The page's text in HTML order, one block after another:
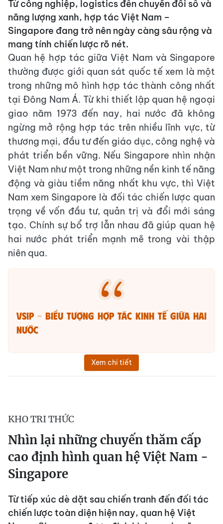
Từ công nghiệp, logistics đến chuyển đổi số và
năng lượng xanh, hợp tác Việt Nam –
Singapore đang trở nên ngày càng sâu rộng và
mang tính chiến lược rõ nét.
Quan hệ hợp tác giữa Việt Nam và Singapore
thường được giới quan sát quốc tế xem là một
trong những mô hình hợp tác thành công nhất
tại Đông Nam Á. Từ khi thiết lập quan hệ ngoại
giao năm 1973 đến nay, hai nước đã không
ngừng mở rộng hợp tác trên nhiều lĩnh vực, từ
thương mại, đầu tư đến giáo dục, công nghệ và
phát triển bền vững. Nếu Singapore nhìn nhận
Việt Nam như một trong những nền kinh tế năng
động và giàu tiềm năng nhất khu vực, thì Việt
Nam xem Singapore là đối tác chiến lược quan
trọng về vốn đầu tư, quản trị và đổi mới sáng
tạo. Chính sự bổ trợ lẫn nhau đã giúp quan hệ
hai nước phát triển mạnh mẽ trong vài thập
niên qua.
VSIP - biểu tượng hợp tác kinh tế giữa hai
nước
Xem chi tiết
KHO TRI THỨC
Nhìn lại những chuyến thăm cấp
cao định hình quan hệ Việt Nam -
Singapore
Từ tiếp xúc dè dặt sau chiến tranh đến đối tác
chiến lược toàn diện hiện nay, quan hệ Việt